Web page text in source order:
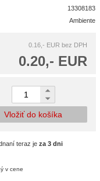
13308183
Ambiente
0.16,- EUR bez DPH
0.20,- EUR
Vložiť do košíka
teraz je za 3 dni
v cene